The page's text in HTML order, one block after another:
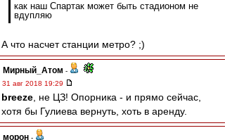
как наш Спартак может быть стадионом не
вдупляю
А что насчет станции метро? ;)
Мирный_Атом -
31 авг 2018 19:29
breeze , не ЦЗ! Опорника - и прямо сейчас,
хотя бы Гулиева вернуть, хоть в аренду.
морон -